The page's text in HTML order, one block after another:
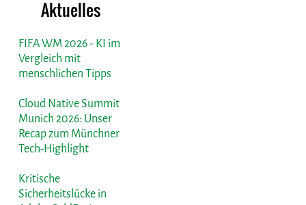
Aktuelles
FIFA WM 2026 - KI im
Vergleich mit
menschlichen Tipps
Cloud Native Summit
Munich 2026: Unser
Recap zum Münchner
Tech-Highlight
Kritische
Sicherheitslücke in